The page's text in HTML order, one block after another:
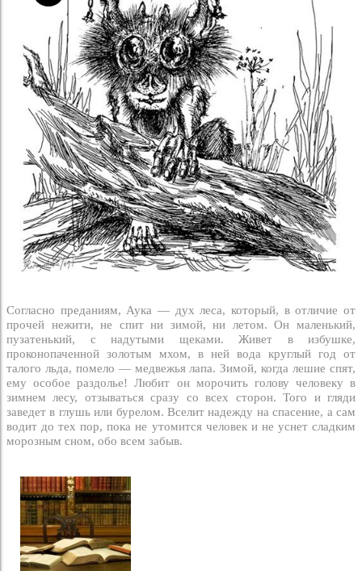
Согласно преданиям, Аука — дух леса, который, в отличие от
прочей нежити, не спит ни зимой, ни летом. Он маленький,
пузатенький, с надутыми щеками. Живет в избушке,
проконопаченной золотым мхом, в ней вода круглый год от
талого льда, помело — медвежья лапа. Зимой, когда лешие спят,
ему особое раздолье! Любит он морочить голову человеку в
зимнем лесу, отзываться сразу со всех сторон. Того и гляди
заведет в глушь или бурелом. Вселит надежду на спасение, а сам
водит до тех пор, пока не утомится человек и не уснет сладким
морозным сном, обо всем забыв.